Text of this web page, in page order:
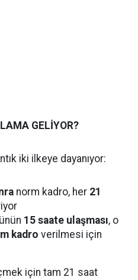
GELİYOR?
iki ilkeye dayanıyor:
norm kadro, her 21
15 saate ulaşması, o
kadro verilmesi için
için tam 21 saat